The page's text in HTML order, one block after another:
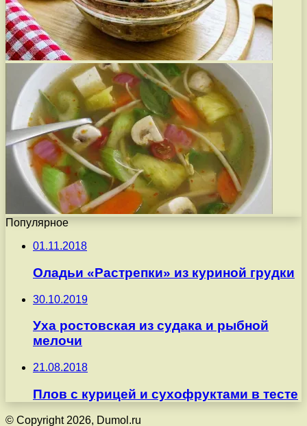
Популярное
01.11.2018
Оладьи «Растрепки» из куриной грудки
30.10.2019
Уха ростовская из судака и рыбной
мелочи
21.08.2018
Плов с курицей и сухофруктами в тесте
© Copyright 2026, Dumol.ru